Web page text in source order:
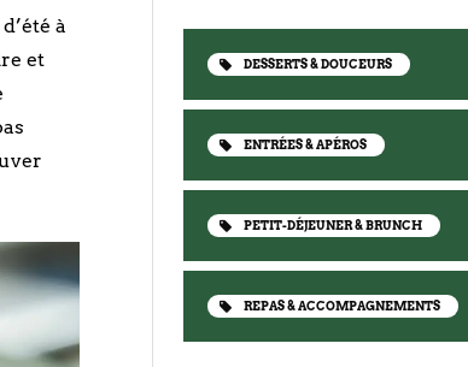
à
et
DESSERTS & DOUCEURS
ENTRÉES & APÉROS
PETIT-DÉJEUNER & BRUNCH
REPAS & ACCOMPAGNEMENTS